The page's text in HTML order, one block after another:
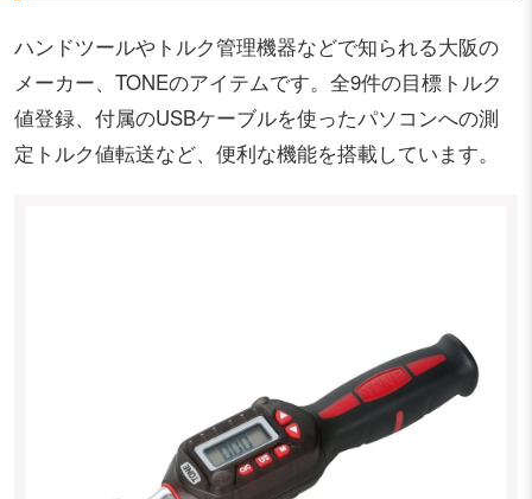
ハンドツールやトルク管理機器などで知られる大阪の
メーカー、TONEのアイテムです。全9件の目標トルク
値登録、付属のUSBケーブルを使ったパソコンへの測
定トルク値転送など、便利な機能を搭載しています。